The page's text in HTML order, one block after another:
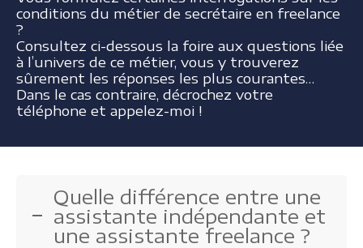
conditions du métier de secrétaire en freelance
?
Consultez ci-dessous la foire aux questions liée
à l’univers de ce métier, vous y trouverez
sûrement les réponses les plus courantes…
Dans le cas contraire, décrochez votre
téléphone et appelez-moi !
Quelle différence entre une
assistante indépendante et
une assistante freelance ?